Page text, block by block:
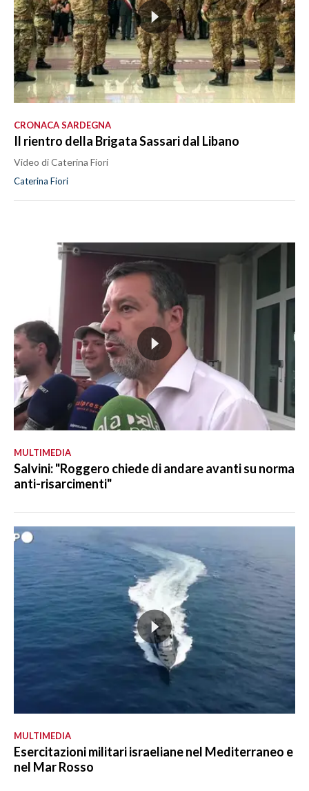
CRONACA SARDEGNA
Il rientro della Brigata Sassari dal Libano
Video di Caterina Fiori
Caterina Fiori
MULTIMEDIA
Salvini: "Roggero chiede di andare avanti su norma
anti-risarcimenti"
MULTIMEDIA
Esercitazioni militari israeliane nel Mediterraneo e
nel Mar Rosso